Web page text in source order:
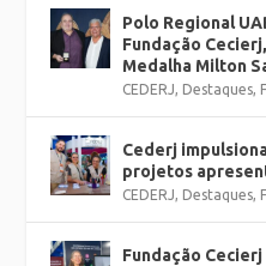
Polo Regional
Fundação
Medalha Milton
CEDERJ, Destaques,
Cederj
projetos
CEDERJ, Destaques,
Fundação